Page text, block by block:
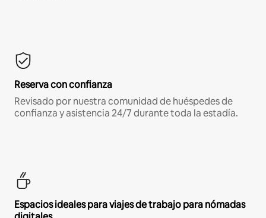
Reserva con confianza
Revisado por nuestra comunidad de huéspedes de
confianza y asistencia 24/7 durante toda la estadía.
Espacios ideales para viajes de trabajo para nómadas